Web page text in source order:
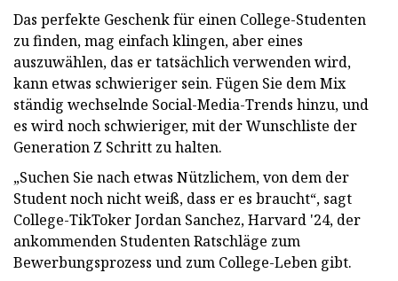
Das perfekte Geschenk für einen College-Studenten
zu finden, mag einfach klingen, aber eines
auszuwählen, das er tatsächlich verwenden wird,
kann etwas schwieriger sein. Fügen Sie dem Mix
ständig wechselnde Social-Media-Trends hinzu, und
es wird noch schwieriger, mit der Wunschliste der
Generation Z Schritt zu halten.
„Suchen Sie nach etwas Nützlichem, von dem der
Student noch nicht weiß, dass er es braucht“, sagt
College-TikToker Jordan Sanchez, Harvard '24, der
ankommenden Studenten Ratschläge zum
Bewerbungsprozess und zum College-Leben gibt.